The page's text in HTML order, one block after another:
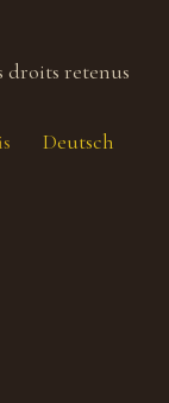
droits retenus
Deutsch